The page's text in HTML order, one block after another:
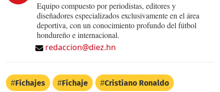
Equipo compuesto por periodistas, editores y
diseñadores especializados exclusivamente en el área
deportiva, con un conocimiento profundo del fútbol
hondureño e internacional.
redaccion@diez.hn
Fichajes Fichaje Cristiano Ronaldo